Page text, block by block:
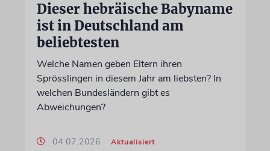
Dieser hebräische Babyname
ist in Deutschland am
beliebtesten
Welche Namen geben Eltern ihren
Sprösslingen in diesem Jahr am liebsten? In
welchen Bundesländern gibt es
Abweichungen?
04.07.2026 Aktualisiert